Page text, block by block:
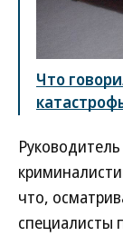
Что
что,
специалисты